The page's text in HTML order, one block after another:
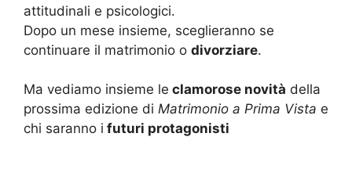
attitudinali e psicologici.
Dopo un mese insieme, sceglieranno se
continuare il matrimonio o divorziare.
Ma vediamo insieme le clamorose novità della
prossima edizione di Matrimonio a Prima Vista e
chi saranno i futuri protagonisti